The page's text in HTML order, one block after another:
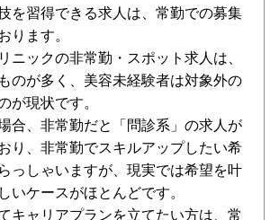
を習得できる求人は、常勤での募集
ります。
ニックの非常勤・スポット求人は、
のが多く、美容未経験者は対象外の
が現状です。
合、非常勤だと「問診系」の求人が
り、非常勤でスキルアップしたい希
っしゃいますが、現実では希望を叶
いケースがほとんどです。
キャリアプランを立てたい方は、常